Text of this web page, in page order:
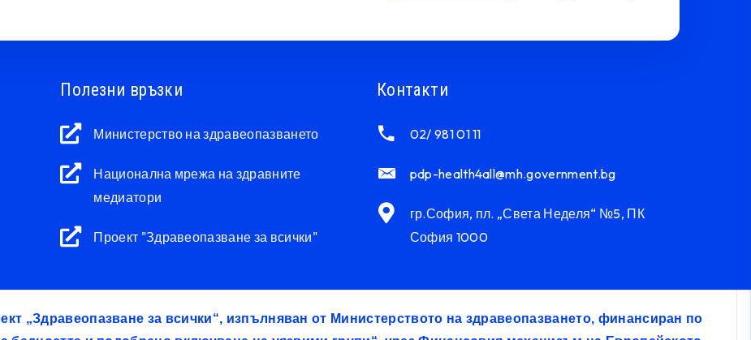
Полезни връзки
Министерство на здравеопазването
Национална мрежа на здравните
медиатори
Проект "Здравеопазване за всички"
Контакти
02/ 981 01 11
pdp-health4all@mh.government.bg
гр.София, пл. „Света Неделя“ №5, ПК
София 1000
„Здравеопазване за всички“, изпълняван от Министерството на здравеопазването, финансиран по